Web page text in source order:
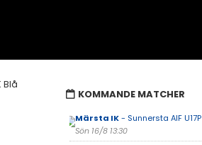
KOMMANDE MATCHER
Märsta IK- Sunnersta AIF U17P
Sön 16/8 13:30